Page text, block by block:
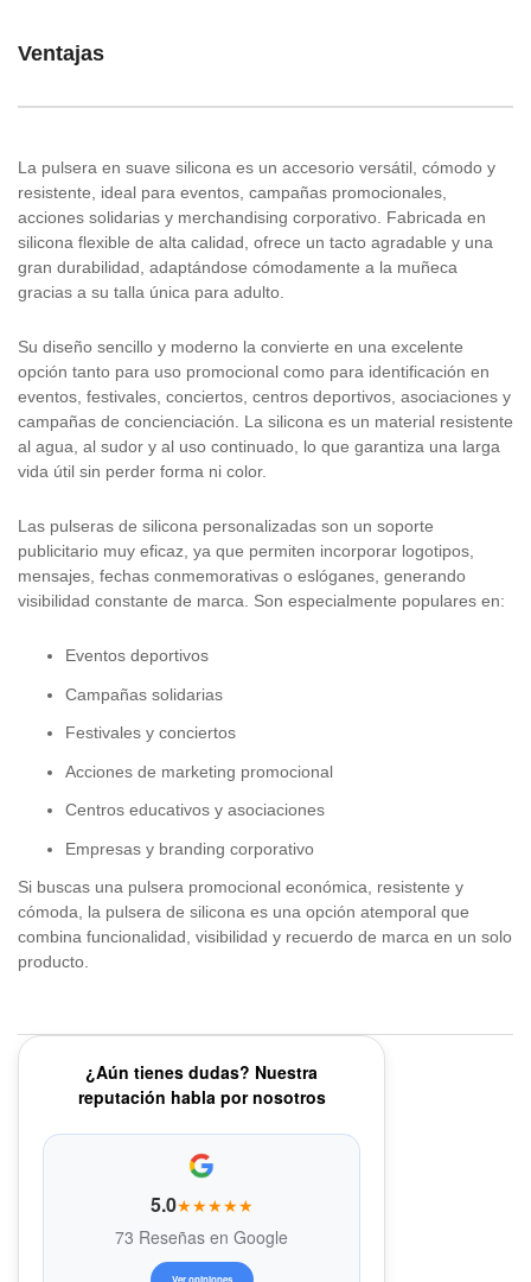
Ventajas
La pulsera en suave silicona es un accesorio versátil, cómodo y
resistente, ideal para eventos, campañas promocionales,
acciones solidarias y merchandising corporativo. Fabricada en
silicona flexible de alta calidad, ofrece un tacto agradable y una
gran durabilidad, adaptándose cómodamente a la muñeca
gracias a su talla única para adulto.
Su diseño sencillo y moderno la convierte en una excelente
opción tanto para uso promocional como para identificación en
eventos, festivales, conciertos, centros deportivos, asociaciones y
campañas de concienciación. La silicona es un material resistente
al agua, al sudor y al uso continuado, lo que garantiza una larga
vida útil sin perder forma ni color.
Las pulseras de silicona personalizadas son un soporte
publicitario muy eficaz, ya que permiten incorporar logotipos,
mensajes, fechas conmemorativas o eslóganes, generando
visibilidad constante de marca. Son especialmente populares en:
Eventos deportivos
Campañas solidarias
Festivales y conciertos
Acciones de marketing promocional
Centros educativos y asociaciones
Empresas y branding corporativo
Si buscas una pulsera promocional económica, resistente y
cómoda, la pulsera de silicona es una opción atemporal que
combina funcionalidad, visibilidad y recuerdo de marca en un solo
producto.
¿Aún tienes dudas? Nuestra
reputación habla por nosotros
5.0★★★★★
73 Reseñas en Google
Ver opiniones